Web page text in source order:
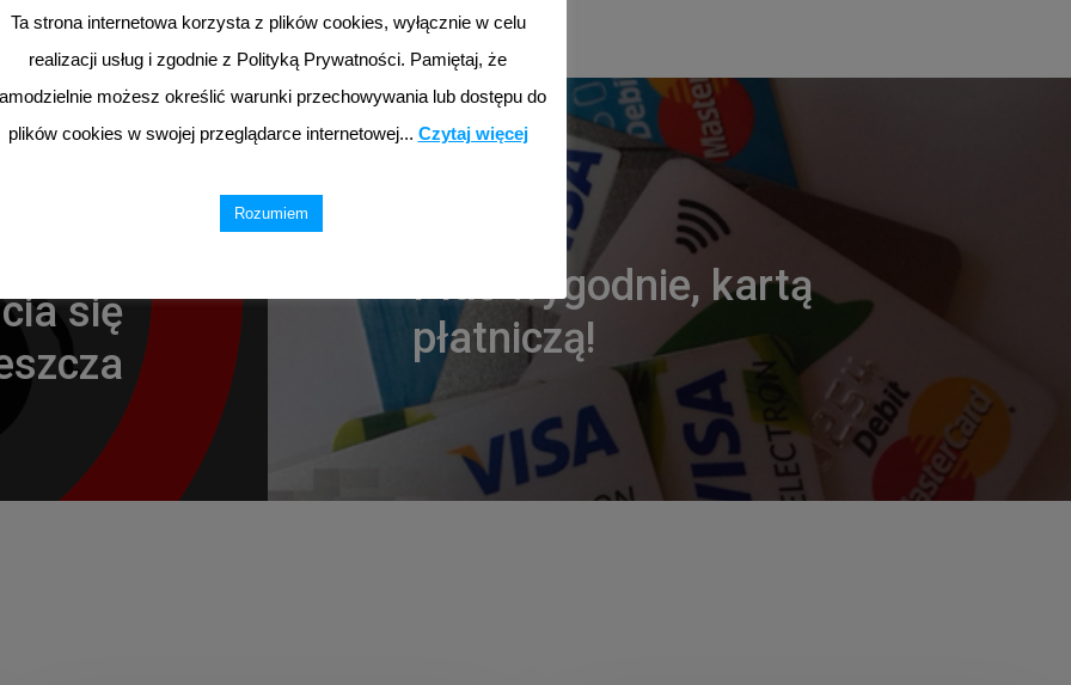
się
Płać wygodnie, kartą
płatniczą!
Ta strona internetowa korzysta z plików cookies, wyłącznie w celu
realizacji usług i zgodnie z Polityką Prywatności. Pamiętaj, że
możesz określić warunki przechowywania lub dostępu do
plików cookies w swojej przeglądarce internetowej... Czytaj więcej
Rozumiem